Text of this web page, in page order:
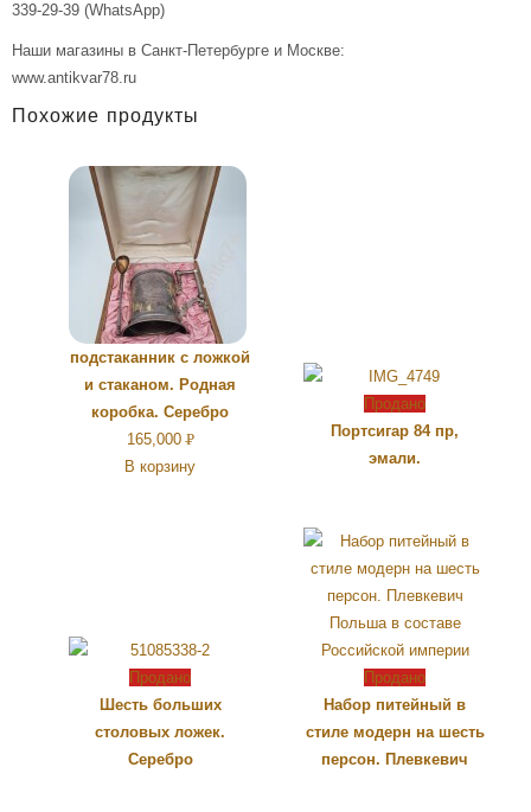
339-29-39 (WhatsApp)
Наши магазины в Санкт-Петербурге и Москве:
www.antikvar78.ru
Похожие продукты
подстаканник с ложкой
и стаканом. Родная
коробка. Серебро
165,000Р
УБ.
В корзину
Продано
Портсигар 84 пр,
эмали.
Продано
Шесть больших
столовых ложек.
Серебро
Продано
Набор питейный в
стиле модерн на шесть
персон. Плевкевич